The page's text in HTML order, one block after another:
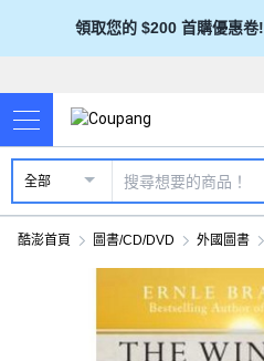
領取您的 $200 首購優惠卷!
全部
酷澎首頁 圖書/CD/DVD 外國圖書